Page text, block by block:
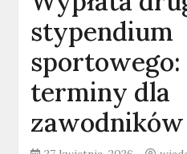
stypendium
sportowego:
terminy dla
zawodników